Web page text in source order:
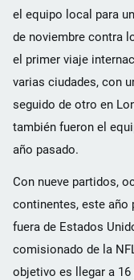
el equipo local para
de noviembre contra
el primer viaje
varias ciudades, con
seguido de otro en
también fueron el
año pasado.
Con nueve partidos,
continentes, este año
fuera de Estados
comisionado de la
objetivo es llegar a